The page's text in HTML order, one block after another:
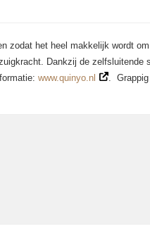
zodat het heel makkelijk wordt
Dankzij de
www.quinyo.nl
.